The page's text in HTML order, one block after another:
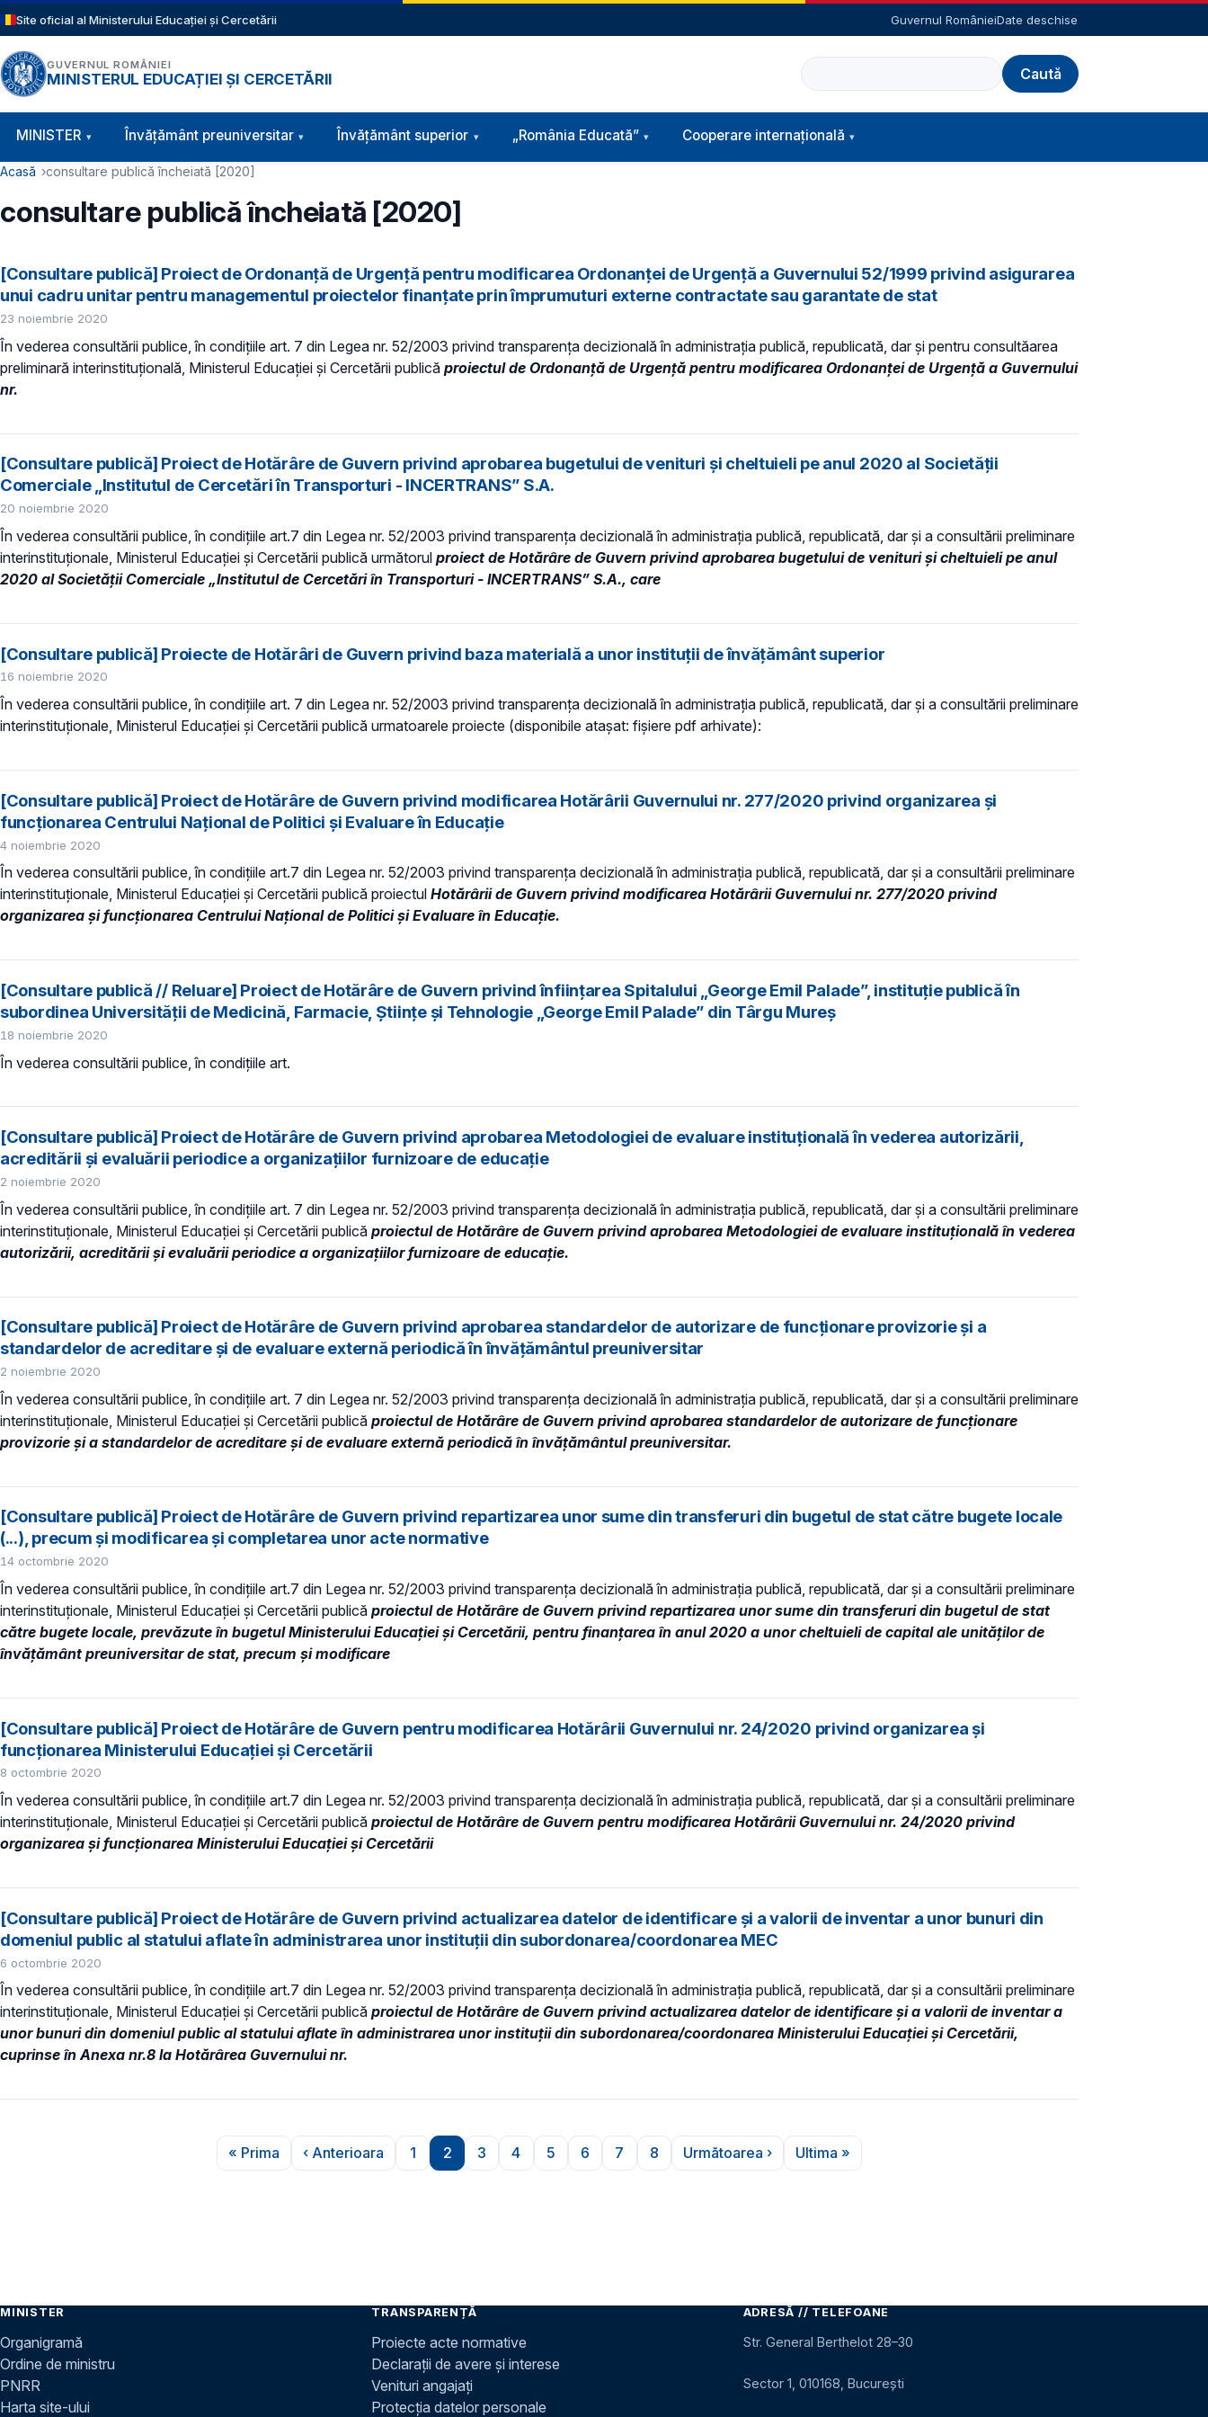
Sari la conținutul principal
Site oficial al Ministerului Educației și Cercetării Guvernul RomânieiDate deschise
GUVERNUL ROMÂNIEI
MINISTERUL EDUCAȚIEI ȘI CERCETĂRII
Caută
Navigație principală
MINISTER Învăţământ preuniversitar Învățământ superior „România Educată” Cooperare internațională
Cale de navigare
Acasă consultare publică încheiată [2020]
consultare publică încheiată [2020]
[Consultare publică] Proiect de Ordonanță de Urgență pentru modificarea Ordonanței de Urgență a Guvernului 52/1999 privind asigurarea
unui cadru unitar pentru managementul proiectelor finanțate prin împrumuturi externe contractate sau garantate de stat
23 noiembrie 2020
În vederea consultării publice, în condiţiile art. 7 din Legea nr. 52/2003 privind transparenţa decizională în administraţia publică, republicată, dar și pentru consultăarea
preliminară interinstituțională, Ministerul Educaţiei și Cercetării publică proiectul de Ordonanță de Urgență pentru modificarea Ordonanței de Urgență a Guvernului
nr.
[Consultare publică] Proiect de Hotărâre de Guvern privind aprobarea bugetului de venituri şi cheltuieli pe anul 2020 al Societății
Comerciale „Institutul de Cercetări în Transporturi - INCERTRANS” S.A.
20 noiembrie 2020
În vederea consultării publice, în condiţiile art.7 din Legea nr. 52/2003 privind transparenţa decizională în administraţia publică, republicată, dar și a consultării preliminare
interinstituționale, Ministerul Educaţiei și Cercetării publică următorul proiect de Hotărâre de Guvern privind aprobarea bugetului de venituri şi cheltuieli pe anul
2020 al Societăţii Comerciale „Institutul de Cercetări în Transporturi - INCERTRANS” S.A., care
[Consultare publică] Proiecte de Hotărâri de Guvern privind baza materială a unor instituții de învățământ superior
16 noiembrie 2020
În vederea consultării publice, în condiţiile art. 7 din Legea nr. 52/2003 privind transparenţa decizională în administraţia publică, republicată, dar și a consultării preliminare
interinstituționale, Ministerul Educaţiei și Cercetării publică urmatoarele proiecte (disponibile atașat: fișiere pdf arhivate):
[Consultare publică] Proiect de Hotărâre de Guvern privind modificarea Hotărârii Guvernului nr. 277/2020 privind organizarea și
funcționarea Centrului Național de Politici și Evaluare în Educație
4 noiembrie 2020
În vederea consultării publice, în condiţiile art.7 din Legea nr. 52/2003 privind transparenţa decizională în administraţia publică, republicată, dar și a consultării preliminare
interinstituționale, Ministerul Educaţiei și Cercetării publică proiectul Hotărârii de Guvern privind modificarea Hotărârii Guvernului nr. 277/2020 privind
organizarea și funcționarea Centrului Național de Politici și Evaluare în Educație.
[Consultare publică // Reluare] Proiect de Hotărâre de Guvern privind înființarea Spitalului „George Emil Palade”, instituție publică în
subordinea Universității de Medicină, Farmacie, Științe și Tehnologie „George Emil Palade” din Târgu Mureș
18 noiembrie 2020
În vederea consultării publice, în condiţiile art.
[Consultare publică] Proiect de Hotărâre de Guvern privind aprobarea Metodologiei de evaluare instituţională în vederea autorizării,
acreditării şi evaluării periodice a organizaţiilor furnizoare de educaţie
2 noiembrie 2020
În vederea consultării publice, în condiţiile art. 7 din Legea nr. 52/2003 privind transparenţa decizională în administraţia publică, republicată, dar și a consultării preliminare
interinstituționale, Ministerul Educaţiei și Cercetării publică proiectul de Hotărâre de Guvern privind aprobarea Metodologiei de evaluare instituţională în vederea
autorizării, acreditării şi evaluării periodice a organizaţiilor furnizoare de educaţie.
[Consultare publică] Proiect de Hotărâre de Guvern privind aprobarea standardelor de autorizare de funcţionare provizorie și a
standardelor de acreditare și de evaluare externă periodică în învățământul preuniversitar
2 noiembrie 2020
În vederea consultării publice, în condiţiile art. 7 din Legea nr. 52/2003 privind transparenţa decizională în administraţia publică, republicată, dar și a consultării preliminare
interinstituționale, Ministerul Educaţiei și Cercetării publică proiectul de Hotărâre de Guvern privind aprobarea standardelor de autorizare de funcţionare
provizorie și a standardelor de acreditare și de evaluare externă periodică în învățământul preuniversitar.
[Consultare publică] Proiect de Hotărâre de Guvern privind repartizarea unor sume din transferuri din bugetul de stat către bugete locale
(...), precum şi modificarea şi completarea unor acte normative
14 octombrie 2020
În vederea consultării publice, în condiţiile art.7 din Legea nr. 52/2003 privind transparenţa decizională în administraţia publică, republicată, dar și a consultării preliminare
interinstituționale, Ministerul Educaţiei și Cercetării publică proiectul de Hotărâre de Guvern privind repartizarea unor sume din transferuri din bugetul de stat
către bugete locale, prevăzute în bugetul Ministerului Educaţiei și Cercetării, pentru finanţarea în anul 2020 a unor cheltuieli de capital ale unităţilor de
învăţământ preuniversitar de stat, precum şi modificare
[Consultare publică] Proiect de Hotărâre de Guvern pentru modificarea Hotărârii Guvernului nr. 24/2020 privind organizarea şi
funcționarea Ministerului Educației și Cercetării
8 octombrie 2020
În vederea consultării publice, în condiţiile art.7 din Legea nr. 52/2003 privind transparenţa decizională în administraţia publică, republicată, dar și a consultării preliminare
interinstituționale, Ministerul Educaţiei și Cercetării publică proiectul de Hotărâre de Guvern pentru modificarea Hotărârii Guvernului nr. 24/2020 privind
organizarea şi funcționarea Ministerului Educației și Cercetării
[Consultare publică] Proiect de Hotărâre de Guvern privind actualizarea datelor de identificare și a valorii de inventar a unor bunuri din
domeniul public al statului aflate în administrarea unor instituții din subordonarea/coordonarea MEC
6 octombrie 2020
În vederea consultării publice, în condiţiile art.7 din Legea nr. 52/2003 privind transparenţa decizională în administraţia publică, republicată, dar și a consultării preliminare
interinstituționale, Ministerul Educaţiei și Cercetării publică proiectul de Hotărâre de Guvern privind actualizarea datelor de identificare și a valorii de inventar a
unor bunuri din domeniul public al statului aflate în administrarea unor instituții din subordonarea/coordonarea Ministerului Educației și Cercetării,
cuprinse în Anexa nr.8 la Hotărârea Guvernului nr.
Prima pagină
« Prima
Pagina anterioară
‹ Anterioara
Pagina
1
Pagina
2
Pagina
3
Pagina
4
Pagina
5
Pagina
6
Pagina
7
Pagina
8
Pagina următoare
Următoarea ›
Ultima pagină
Ultima »
MINISTER
Organigramă
Ordine de ministru
PNRR
Harta site-ului
TRANSPARENȚĂ
Proiecte acte normative
Declarații de avere și interese
Venituri angajați
Protecția datelor personale
ADRESĂ // TELEFOANE
Str. General Berthelot 28–30
Sector 1, 010168, București